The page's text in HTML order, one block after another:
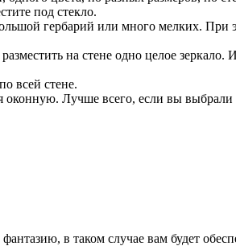
под стекло.
гербарий или много мелких. При
на стене одно целое
всей стене.
Лучше всего, если вы выбрали
в таком случае вам будет